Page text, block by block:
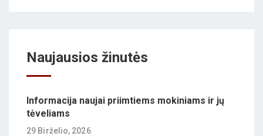
Naujausios žinutės
Informacija naujai priimtiems mokiniams ir jų
tėveliams
29 Birželio, 2026